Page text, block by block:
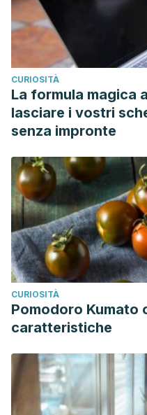
CURIOSITÀ
La formula magica
lasciare i vostri
senza impronte
CURIOSITÀ
Pomodoro Kumato
caratteristiche